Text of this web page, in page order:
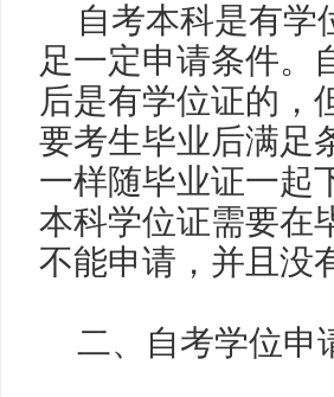
自考本科是有学
足一定申请条件。
后是有学位证的，
要考生毕业后满足
一样随毕业证一起
本科学位证需要在
不能申请，并且没
二、自考学位申